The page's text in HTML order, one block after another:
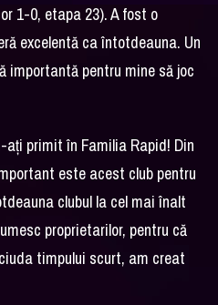
1-0, etapa 23). A fost o
excelentă ca întotdeauna. Un
importantă pentru mine să joc
ați primit în Familia Rapid! Din
este acest club pentru
clubul la cel mai înalt
proprietarilor, pentru că
timpului scurt, am creat